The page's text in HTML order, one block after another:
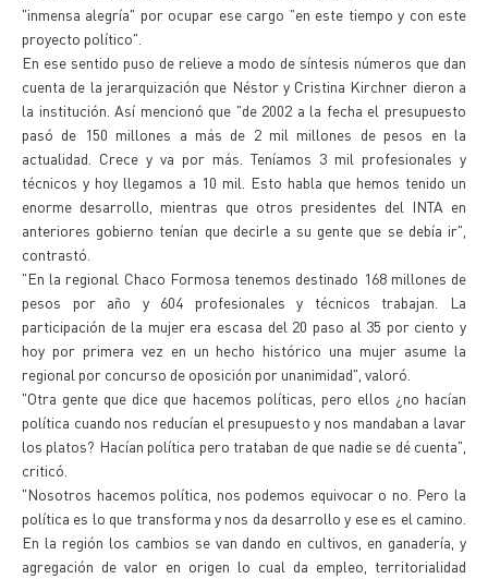
"inmensa alegría" por ocupar ese cargo "en este tiempo y con este
proyecto político".
En ese sentido puso de relieve a modo de síntesis números que dan
cuenta de la jerarquización que Néstor y Cristina Kirchner dieron a
la institución. Así mencionó que "de 2002 a la fecha el presupuesto
pasó de 150 millones a más de 2 mil millones de pesos en la
actualidad. Crece y va por más. Teníamos 3 mil profesionales y
técnicos y hoy llegamos a 10 mil. Esto habla que hemos tenido un
enorme desarrollo, mientras que otros presidentes del INTA en
anteriores gobierno tenían que decirle a su gente que se debía ir",
contrastó.
"En la regional Chaco Formosa tenemos destinado 168 millones de
pesos por año y 604 profesionales y técnicos trabajan. La
participación de la mujer era escasa del 20 paso al 35 por ciento y
hoy por primera vez en un hecho histórico una mujer asume la
regional por concurso de oposición por unanimidad", valoró.
"Otra gente que dice que hacemos políticas, pero ellos ¿no hacían
política cuando nos reducían el presupuesto y nos mandaban a lavar
los platos? Hacían política pero trataban de que nadie se dé cuenta",
criticó.
"Nosotros hacemos política, nos podemos equivocar o no. Pero la
política es lo que transforma y nos da desarrollo y ese es el camino.
En la región los cambios se van dando en cultivos, en ganadería, y
agregación de valor en origen lo cual da empleo, territorialidad